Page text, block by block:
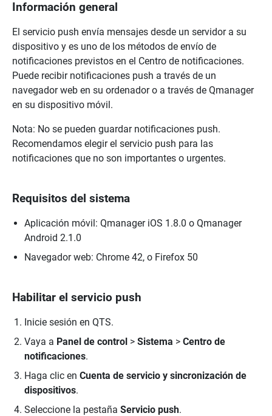
Información general
El servicio push envía mensajes desde un servidor a su
dispositivo y es uno de los métodos de envío de
notificaciones previstos en el Centro de notificaciones.
Puede recibir notificaciones push a través de un
navegador web en su ordenador o a través de Qmanager
en su dispositivo móvil.
Nota: No se pueden guardar notificaciones push.
Recomendamos elegir el servicio push para las
notificaciones que no son importantes o urgentes.
Requisitos del sistema
Aplicación móvil: Qmanager iOS 1.8.0 o Qmanager
Android 2.1.0
Navegador web: Chrome 42, o Firefox 50
Habilitar el servicio push
Inicie sesión en QTS.
Vaya a Panel de control > Sistema > Centro de
notificaciones.
Haga clic en Cuenta de servicio y sincronización de
dispositivos.
Seleccione la pestaña Servicio push.